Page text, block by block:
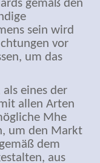
gemäß den
sein wird
vor
um das
als eines der
allen Arten
Mhe
um den Markt
dem
aus